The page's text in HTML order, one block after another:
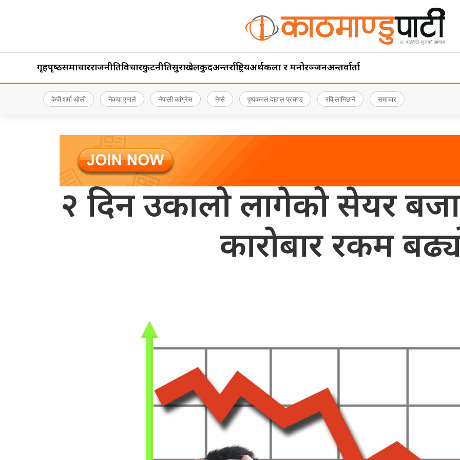
गृहपृष्‍ठसमाचारराजनीतिविचारकुटनीतिसुरक्षाखेलकुदअन्तर्राष्ट्रियअर्थकला र मनोरञ्जनअन्तर्वार्ता
केपी शर्मा ओली नेकपा एमाले नेपाली कांग्रेस नेप्से पुष्पकमल दाहाल प्रचण्ड रवि लामिछाने समाचार
२ दिन उकालो लागेको सेयर
काराेबार रकम